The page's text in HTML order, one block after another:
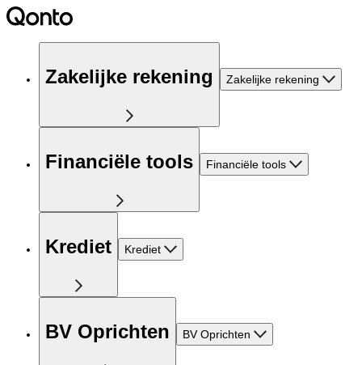
Zakelijke rekening Zakelijke rekening
Financiële tools Financiële tools
Krediet Krediet
BV Oprichten BV Oprichten